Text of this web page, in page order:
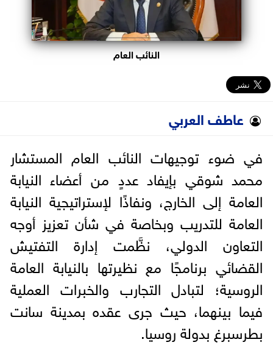
النائب العام
عاطف العربي
في ضوء توجيهات النائب العام المستشار
محمد شوقي بإيفاد عددٍ من أعضاء النيابة
العامة إلى الخارج، ونفاذًا لإستراتيجية النيابة
العامة للتدريب وبخاصة في شأن تعزيز أوجه
التعاون الدولي، نظَّمت إدارة التفتيش
القضائي برنامجًا مع نظيرتها بالنيابة العامة
الروسية؛ لتبادل التجارب والخبرات العملية
فيما بينهما، حيث جرى عقده بمدينة سانت
بطرسبرغ بدولة روسيا.